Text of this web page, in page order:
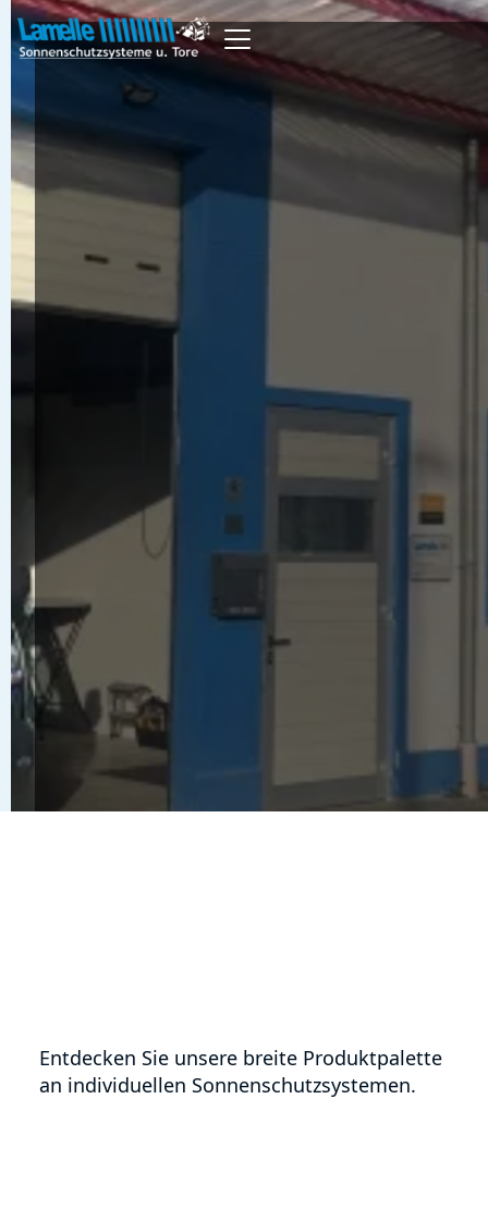
Anfrage stellen
Entdecken Sie unsere breite Produktpalette
an individuellen Sonnenschutzsystemen.